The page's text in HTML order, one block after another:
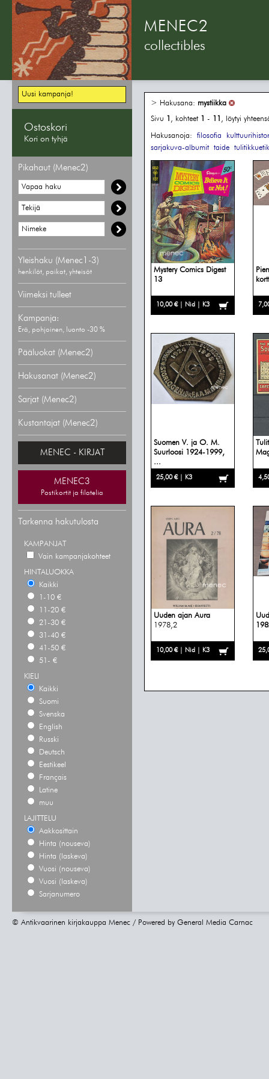
MENEC2
collectibles
Uusi kampanja!
Ostoskori
Kori on tyhjä
Pikahaut (Menec2)
Yleishaku (Menec1-3)
henkilöt, paikat, yhteisöt
Viimeksi tulleet
Kampanja:
Erä, pohjoinen, luonto -30 %
Pääluokat (Menec2)
Hakusanat (Menec2)
Sarjat (Menec2)
Kustantajat (Menec2)
MENEC - KIRJAT
MENEC3
Postikortit ja filatelia
Tarkenna hakutulosta
KAMPANJAT
Vain kampanjakohteet
HINTALUOKKA
Kaikki
1-10 €
11-20 €
21-30 €
31-40 €
41-50 €
51- €
KIELI
Kaikki
Suomi
Svenska
English
Russki
Deutsch
Eestikeel
Français
Latine
muu
LAJITTELU
Aakkosittain
Hinta (nouseva)
Hinta (laskeva)
Vuosi (nouseva)
Vuosi (laskeva)
Sarjanumero
> Hakusana: mystiikka
Sivu 1 , kohteet 1 - 11 , löytyi
Hakusanoja: filosofia
sarjakuva-albumit
taide
Mystery Comics Digest
13
10,00 € | Nid | K3
Suomen V. ja O. M.
Suurloosi 1924-1999,
...
25,00 € | K3
Uuden ajan Aura
1978,2
10,00 € | Nid | K3
© Antikvaarinen kirjakauppa Menec / Powered by General Media Carnac